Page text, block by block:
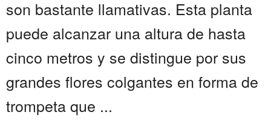
son bastante llamativas. Esta planta
puede alcanzar una altura de hasta
cinco metros y se distingue por sus
grandes flores colgantes en forma de
trompeta que ...